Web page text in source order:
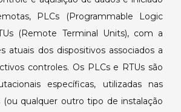
PLCs (Programmable Logic
(Remote Terminal Units), com a
atuais dos dispositivos associados a
controles. Os PLCs e RTUs são
específicas, utilizadas nas
(ou qualquer outro tipo de instalação